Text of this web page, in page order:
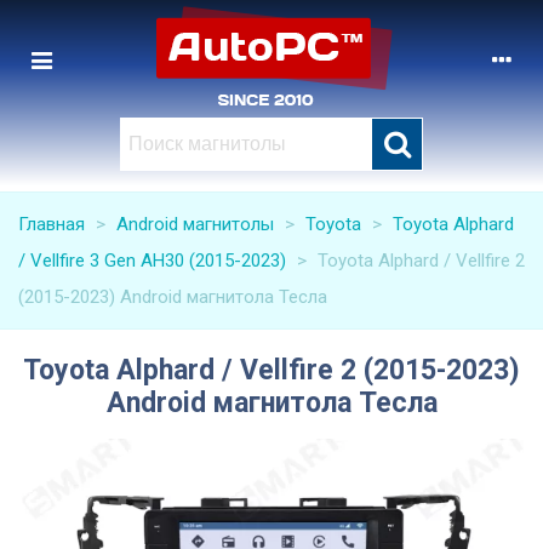
Главная > Android магнитолы > Toyota > Toyota Alphard
/ Vellfire 3 Gen AH30 (2015-2023)
> Toyota Alphard / Vellfire 2
(2015-2023) Android магнитола Тесла
Toyota Alphard / Vellfire 2 (2015-2023)
Android магнитола Тесла